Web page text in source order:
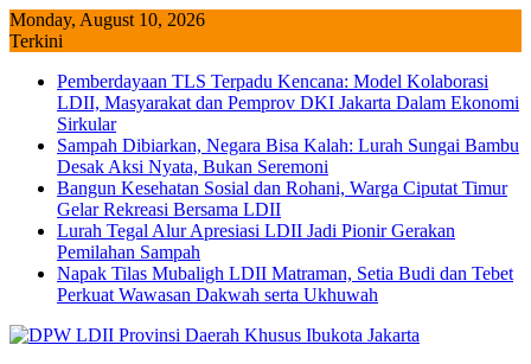
Skip
to
Monday, August 10, 2026
Terkini
Pemberdayaan TLS Terpadu Kencana: Model Kolaborasi
LDII, Masyarakat dan Pemprov DKI Jakarta Dalam Ekonomi
Sirkular
Sampah Dibiarkan, Negara Bisa Kalah: Lurah Sungai Bambu
Desak Aksi Nyata, Bukan Seremoni
Bangun Kesehatan Sosial dan Rohani, Warga Ciputat Timur
Gelar Rekreasi Bersama LDII
Lurah Tegal Alur Apresiasi LDII Jadi Pionir Gerakan
Pemilahan Sampah
Napak Tilas Mubaligh LDII Matraman, Setia Budi dan Tebet
Perkuat Wawasan Dakwah serta Ukhuwah